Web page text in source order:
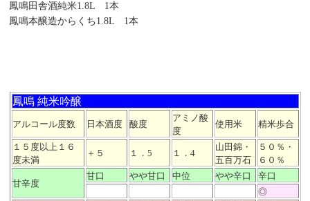
鳳鳴田舎酒純米1.8L 1本
鳳鳴本醸造からくち1.8L 1本
鳳鳴 純米吟醸
アルコール度数 日本酒度 酸度
アミノ酸
度
使用米 精米歩合
１５度以上１６
度未満
＋５ １．5 １．4
山田錦・
五百万石
５０％・
６０％
甘辛度
甘口 やや甘口 中位 やや辛口
辛口
◎